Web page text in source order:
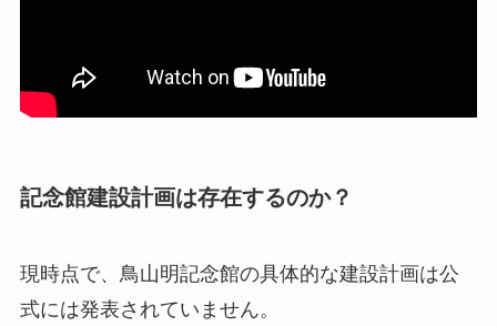
記念館建設計画は存在するのか？
現時点で、鳥山明記念館の具体的な建設計画は公
式には発表されていません。